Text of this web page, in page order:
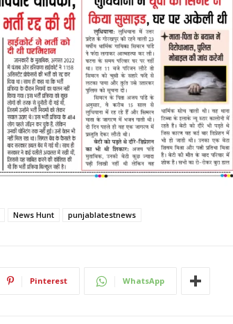
News Hunt punjablatestnews
Pinterest WhatsApp